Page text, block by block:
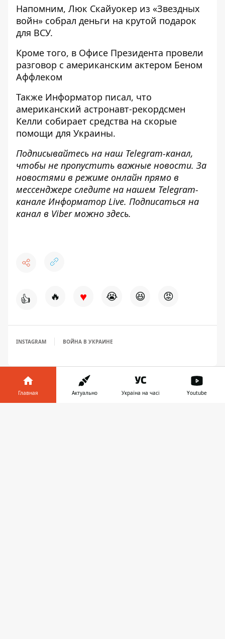
Напомним, Люк Скайуокер из «Звездных
войн» собрал деньги на крутой подарок
для ВСУ.
Кроме того, в Офисе Президента провели
разговор с американским актером Беном
Аффлеком
Также Информатор писал, что
американский астронавт-рекордсмен
Келли собирает средства на скорые
помощи для Украины.
Подписывайтесь на наш Telegram-канал,
чтобы не пропустить важные новости. За
новостями в режиме онлайн прямо в
мессенджере следите на нашем Telegram-
канале Информатор Live. Подписаться на
канал в Viber можно здесь.
👍 🔥 ♥ 😭 😆 😡
INSTAGRAM ВОЙНА В УКРАИНЕ
Главная Актуально Україна на часі Youtube